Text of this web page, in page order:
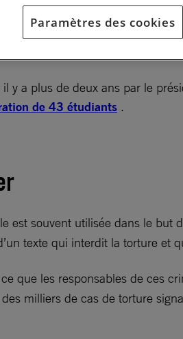
par le Sénat mexicain,
régulièrement pointé du
y a plus de deux ans par le
de 43 étudiants .
est souvent utilisée dans le but
texte qui interdit la torture et
que les responsables de ces
milliers de cas de torture
Paramètres des cookies